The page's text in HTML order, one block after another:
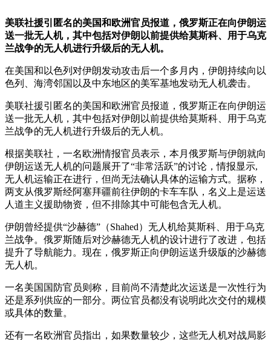
美联社援引匿名的美国和欧洲官员报道，俄罗斯正在向伊朗运
送一批无人机，其中包括对伊朗以前提供给莫斯科、用于乌克
兰战争的无人机进行升级后的无人机。
在美国和以色列对伊朗发动攻击后一个多月内，伊朗持续向以
色列、海湾邻国以及中东地区的美军基地发动无人机袭击。
美联社援引匿名的美国和欧洲官员报道，俄罗斯正在向伊朗运
送一批无人机，其中包括对伊朗以前提供给莫斯科、用于乌克
兰战争的无人机进行升级后的无人机。
根据美联社，一名欧洲情报官员表示，本月俄罗斯与伊朗就向
伊朗运送无人机的问题展开了“非常活跃”的讨论，情报显示,
无人机运输正在进行，但尚无法确认具体的运输方式。据称，
两支从俄罗斯经阿塞拜疆前往伊朗的卡车车队，名义上是运送
人道主义援助物资，但不排除其中可能包含无人机。
伊朗曾经提供“沙赫德”（Shahed）无人机给莫斯科、用于乌克
兰战争。俄罗斯随后对沙赫德无人机的设计进行了改进，包括
提升了导航能力。现在，俄罗斯正向伊朗运送升级版的沙赫德
无人机。
一名美国国防官员则称，目前尚不清楚此次运送是一次性行为
还是系列供应的一部分。两位官员都没有说明此次交付的规模
或具体的数量。
还有一名欧洲官员指出，如果数量较少，这些无人机对战局影